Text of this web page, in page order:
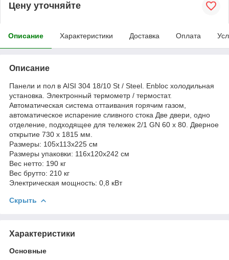
Цену уточняйте
Описание Характеристики Доставка Оплата
Описание
Панели и пол в AISI 304 18/10 St / Steel. Enbloc холодильная
установка. Электронный термометр / термостат.
Автоматическая система оттаивания горячим газом,
автоматическое испарение сливного стока Две двери, одно
отделение, подходящее для тележек 2/1 GN 60 x 80. Дверное
открытие 730 x 1815 мм.
Размеры: 105x113x225 см
Размеры упаковки: 116x120x242 см
Вес нетто: 190 кг
Вес брутто: 210 кг
Электрическая мощность: 0,8 кВт
Скрыть
Характеристики
Основные